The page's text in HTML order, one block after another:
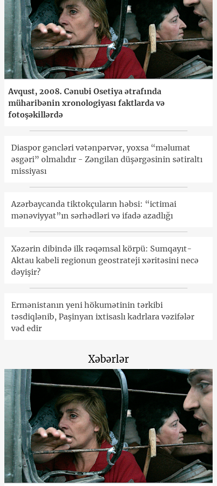
Avqust, 2008. Cənubi Osetiya ətrafında
müharibənin xronologiyası faktlarda və
fotoşəkillərdə
Diaspor gəncləri vətənpərvər, yoxsa “məlumat
əsgəri” olmalıdır - Zəngilan düşərgəsinin sətiraltı
missiyası
Azərbaycanda tiktokçuların həbsi: “ictimai
mənəviyyat”ın sərhədləri və ifadə azadlığı
Xəzərin dibində ilk rəqəmsal körpü: Sumqayıt-
Aktau kabeli regionun geostrateji xəritəsini necə
dəyişir?
Ermənistanın yeni hökumətinin tərkibi
təsdiqlənib, Paşinyan ixtisaslı kadrlara vəzifələr
vəd edir
Xəbərlər